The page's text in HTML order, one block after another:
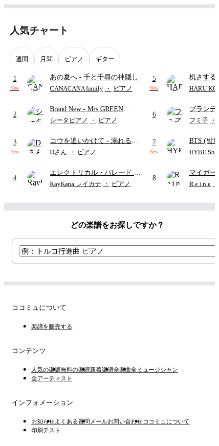
人気チャート
週間 月間 ピアノ ギター
1
New
あの夏へ - 千と千尋の神隠し
CANACANA family ・ ピアノ
2
Brand New - Mrs.GREEN
APPLE
シータピアノ ・ ピアノ
3
New
コウを追いかけて - 溺れるナ
イフ
(難易度：★★★★★/坂
Dさん ・ ピアノ
4
エレクトリカル・パレード
ディズニー
RayKana レイカナ ・ ピアノ
5
New
机さする
HARU
6
ブラン
ハン・ゼ
フミ子 ・
7
New
BTS (방
HYBE
8
マイガ
R e i n a
どの楽譜をお探しですか？
ココミュについて
楽譜を販売する
コンテンツ
人気の楽譜無料の楽譜新着楽譜全楽曲全ミュージシャン
全アーティスト
インフォメーション
お知らせよくある質問 メールお問い合わせココミュについて
印刷テスト